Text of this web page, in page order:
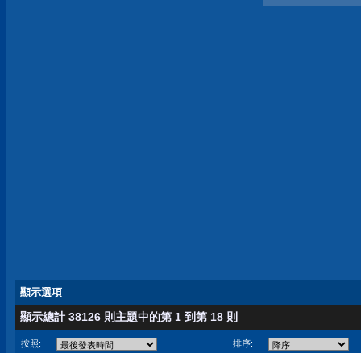
顯示選項
顯示總計 38126 則主題中的第 1 到第 18 則
按照: 排序: